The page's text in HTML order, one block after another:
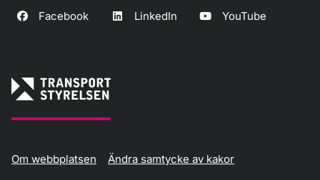
Facebook LinkedIn YouTube
Om webbplatsen Ändra samtycke av kakor